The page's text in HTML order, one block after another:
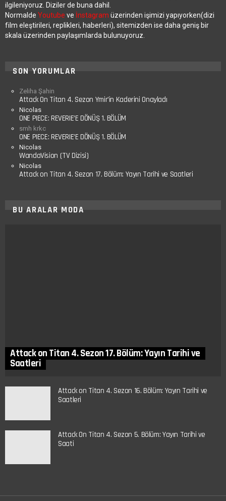
ilgileniyoruz. Diziler de buna dahil.
Normalde Youtube ve İnstagram üzerinden işimizi yapıyorken(dizi
film eleştirileri, replikleri, haberleri), sitemizden ise daha geniş bir
skala üzerinden paylaşımlarda bulunuyoruz.
SON YORUMLAR
Zeliha Şahin
Attack On Titan 4. Sezon Ymir’in Kaderini Onayladı
Nicolas
ONE PIECE: REVERIE’E DÖNÜŞ 1. BÖLÜM
smh krkc
ONE PIECE: REVERIE’E DÖNÜŞ 1. BÖLÜM
Nicolas
WandaVision (TV Dizisi)
Nicolas
Attack on Titan 4. Sezon 17. Bölüm: Yayın Tarihi ve Saatleri
BU ARALAR MODA
Attack on Titan 4. Sezon 17. Bölüm: Yayın Tarihi ve
Saatleri
Attack on Titan 4. Sezon 16. Bölüm: Yayın Tarihi ve
Saatleri
Attack On Titan 4. Sezon 5. Bölüm: Yayın Tarihi ve
Saati